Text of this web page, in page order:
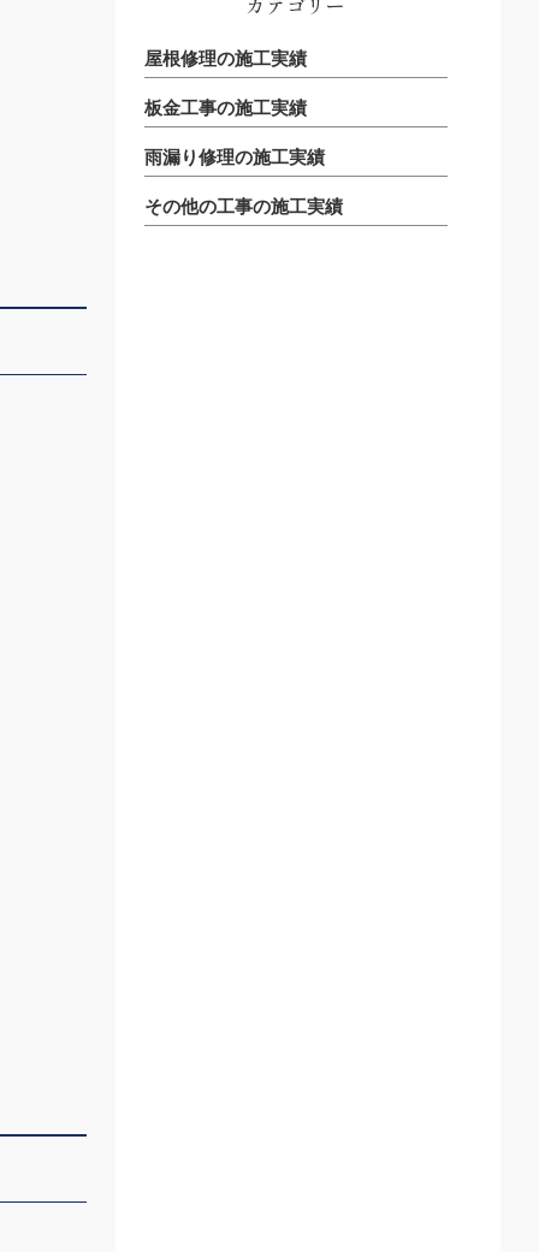
屋根修理の施工実績
板金工事の施工実績
雨漏り修理の施工実績
その他の工事の施工実績